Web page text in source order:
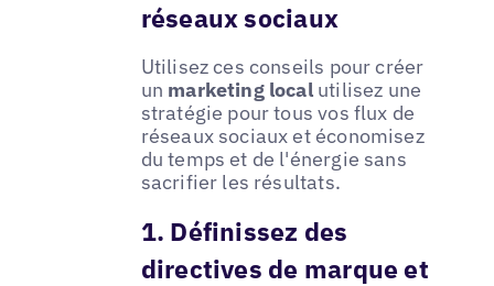
réseaux sociaux
Utilisez ces conseils pour créer
un marketing localutilisez une
stratégie pour tous vos flux de
réseaux sociaux et économisez
du temps et de l'énergie sans
sacrifier les résultats.
1. Définissez des
directives de marque et